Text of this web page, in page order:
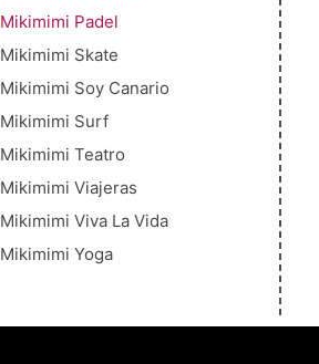
Mikimimi Padel
Mikimimi Skate
Mikimimi Soy Canario
Mikimimi Surf
Mikimimi Teatro
Mikimimi Viajeras
Mikimimi Viva La Vida
Mikimimi Yoga